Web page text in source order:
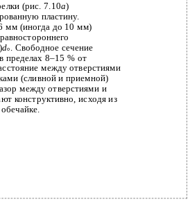
(рис. 7.10а)
пластину.
мм (иногда до 10 мм)
do
. Свободное сечение
пределах 8–15 % от
между отверстиями
(сливной и приемной)
между отверстиями и
конструктивно, исходя из